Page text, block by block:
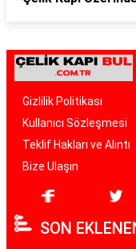
Gizlilik Politikası
Kullanıcı Sözleşmesi
Teklif Hakları ve Alıntı
Bize Ulaşın
SON